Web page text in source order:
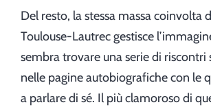
Del resto, la stessa massa coinvolta
Toulouse-Lautrec gestisce
sembra trovare una serie di riscontri
nelle pagine autobiografiche con le
a parlare di sé. Il più clamoroso di